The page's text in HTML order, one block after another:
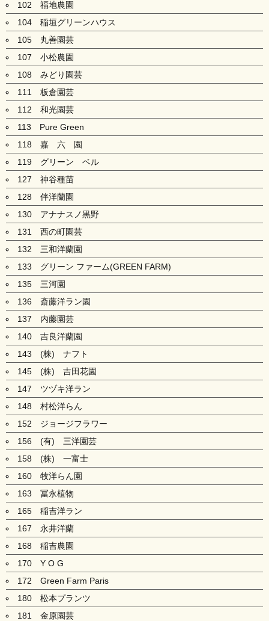
102 福地農園
104 稲垣グリーンハウス
105 丸善園芸
107 小松農園
108 みどり園芸
111 板倉園芸
112 和光園芸
113 Pure Green
118 嘉 六 園
119 グリーン ベル
127 神谷種苗
128 伴洋蘭園
130 アナナスノ黒野
131 西の町園芸
132 三和洋蘭園
133 グリーン ファーム(GREEN FARM)
135 三河園
136 斎藤洋ラン園
137 内藤園芸
140 吉良洋蘭園
143 (株) ナフト
145 (株) 吉田花園
147 ツヅキ洋ラン
148 村松洋らん
152 ジョージフラワー
156 (有) 三洋園芸
158 (株) 一富士
160 牧洋らん園
163 冨永植物
165 稲吉洋ラン
167 永井洋蘭
168 稲吉農園
170 Y O G
172 Green Farm Paris
180 松本プランツ
181 金原園芸